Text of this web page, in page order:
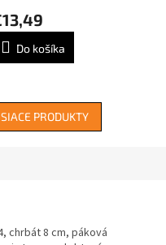
Do košíka
PRODUKTY
chrbát 8 cm, páková